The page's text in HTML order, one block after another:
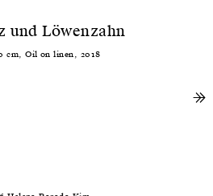
und Löwenzahn
cm,Oil onlinen, 2018
↠